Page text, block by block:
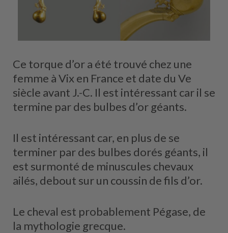
Ce torque d’or a été trouvé chez une
femme à Vix en France et date du Ve
siècle avant J.-C. Il est intéressant car il se
termine par des bulbes d’or géants.
Il est intéressant car, en plus de se
terminer par des bulbes dorés géants, il
est surmonté de minuscules chevaux
ailés, debout sur un coussin de fils d’or.
Le cheval est probablement Pégase, de
la mythologie grecque.